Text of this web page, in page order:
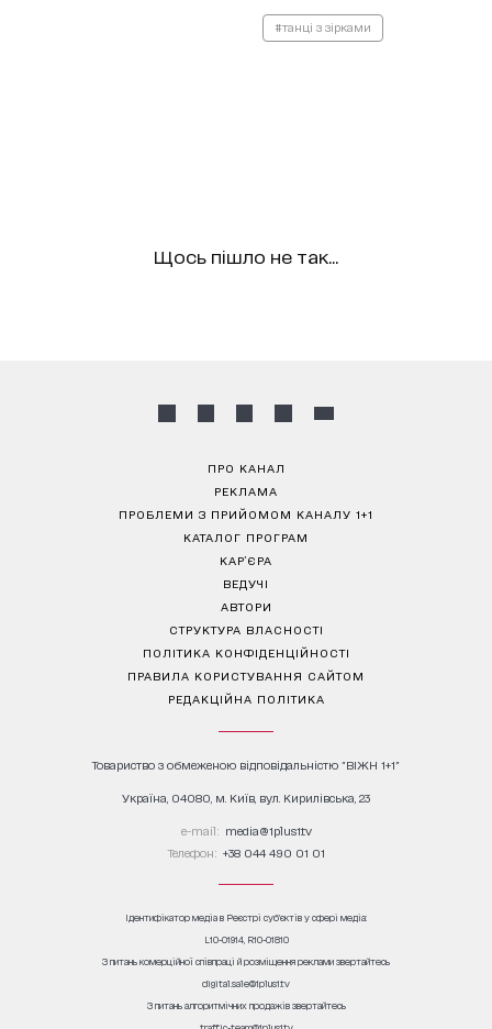
#танці з зірками
Щось пішло не так...
ПРО КАНАЛ
РЕКЛАМА
ПРОБЛЕМИ З ПРИЙОМОМ КАНАЛУ 1+1
КАТАЛОГ ПРОГРАМ
КАР’ЄРА
ВЕДУЧІ
АВТОРИ
СТРУКТУРА ВЛАСНОСТІ
ПОЛІТИКА КОНФІДЕНЦІЙНОСТІ
ПРАВИЛА КОРИСТУВАННЯ САЙТОМ
РЕДАКЦІЙНА ПОЛІТИКА
Товариство з обмеженою відповідальністю "ВІЖН 1+1"
Україна, 04080, м. Київ, вул. Кирилівська, 23
е-mail: media@1plus1.tv
Телефон: +38 044 490 01 01
Ідентифікатор медіа в Реєстрі суб’єктів у сфері медіа:
L10-01914, R10-01810
З питань комерційної співпраці й розміщення реклами звертайтесь
digital.sale@1plus1.tv
З питань алгоритмічних продажів звертайтесь